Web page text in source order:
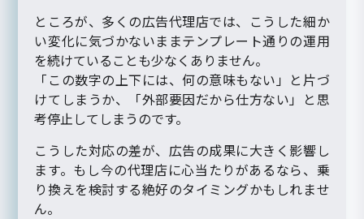
ところが、多くの広告代理店では、こうした細か
い変化に気づかないままテンプレート通りの運用
を続けていることも少なくありません。
「この数字の上下には、何の意味もない」と片づ
けてしまうか、「外部要因だから仕方ない」と思
考停止してしまうのです。
こうした対応の差が、広告の成果に大きく影響し
ます。もし今の代理店に心当たりがあるなら、乗
り換えを検討する絶好のタイミングかもしれませ
ん。